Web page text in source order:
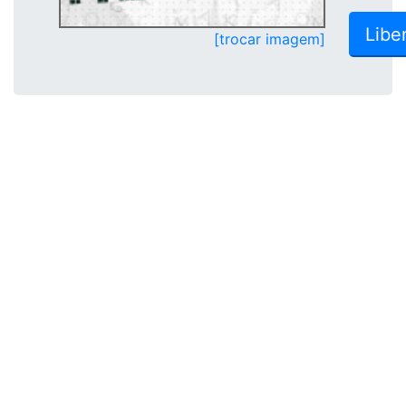
[trocar imagem]